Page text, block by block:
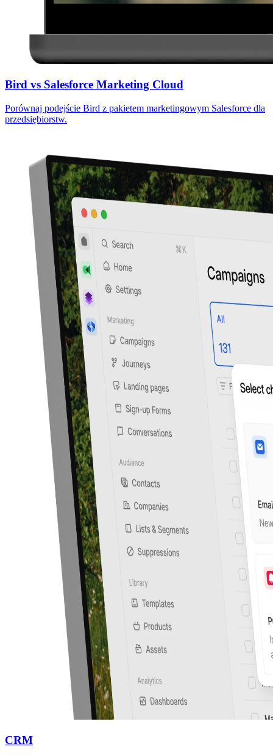
Bird vs Salesforce Marketing Cloud
Porównaj podejście Bird z pakietem marketingowym Salesforce dla
przedsiębiorstw.
CRM